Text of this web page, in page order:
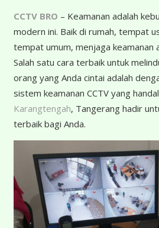
CCTV BRO – Keamanan adalah
modern ini. Baik di rumah, tempat
tempat umum, menjaga keamanan
Salah satu cara terbaik untuk
orang yang Anda cintai adalah
sistem keamanan CCTV yang
Karangtengah, Tangerang hadir
terbaik bagi Anda.